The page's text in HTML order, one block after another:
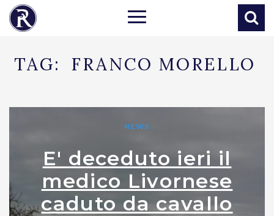
TAG: FRANCO MORELLO
NEWS
E' deceduto ieri il
medico Livornese
caduto da cavallo